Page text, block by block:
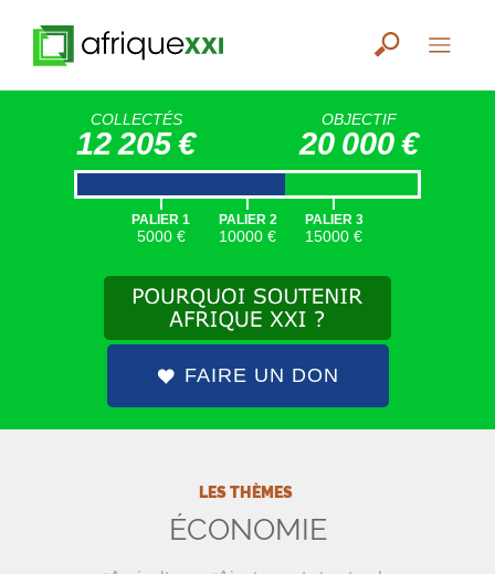
COLLECTÉS
12 205 €
OBJECTIF
20 000 €
|
PALIER 1
5000 €
|
PALIER 2
10000 €
|
PALIER 3
15000 €
FAIRE UN DON
LES THÈMES
ÉCONOMIE